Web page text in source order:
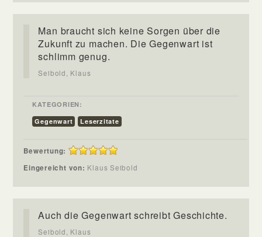
Man braucht sich keine Sorgen über die
Zukunft zu machen. Die Gegenwart ist
schlimm genug.
Seibold, Klaus
KATEGORIEN:
Gegenwart
Leserzitate
Bewertung:
Eingereicht von: Klaus Seibold
Auch die Gegenwart schreibt Geschichte.
Seibold, Klaus